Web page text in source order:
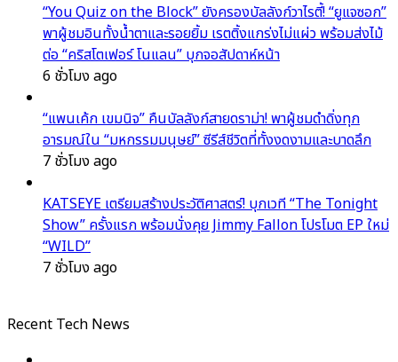
“You Quiz on the Block” ยังครองบัลลังก์วาไรตี้! “ยูแจซอก”
พาผู้ชมอินทั้งน้ำตาและรอยยิ้ม เรตติ้งแกร่งไม่แผ่ว พร้อมส่งไม้
ต่อ “คริสโตเฟอร์ โนแลน” บุกจอสัปดาห์หน้า
6 ชั่วโมง ago
“แพนเค้ก เขมนิจ” คืนบัลลังก์สายดราม่า! พาผู้ชมดำดิ่งทุก
อารมณ์ใน “มหกรรมมนุษย์” ซีรีส์ชีวิตที่ทั้งงดงามและบาดลึก
7 ชั่วโมง ago
KATSEYE เตรียมสร้างประวัติศาสตร์! บุกเวที “The Tonight
Show” ครั้งแรก พร้อมนั่งคุย Jimmy Fallon โปรโมต EP ใหม่
“WILD”
7 ชั่วโมง ago
Recent Tech News